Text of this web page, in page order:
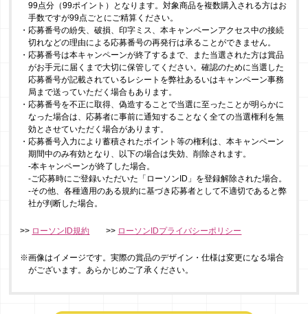
99点分（99ポイント）となります。対象商品を複数購入される方はお
手数ですが99点ごとにご精算ください。
・応募番号の紛失、破損、印字ミス、本キャンペーンアクセス中の接続
切れなどの理由による応募番号の再発行は承ることができません。
・応募番号は本キャンペーンが終了するまで、また当選された方は賞品
がお手元に届くまで大切に保管してください。確認のために当選した
応募番号が記載されているレシートを弊社あるいはキャンペーン事務
局まで送っていただく場合もあります。
・応募番号を不正に取得、偽造することで当選に至ったことが明らかに
なった場合は、応募者に事前に通知することなく全ての当選権利を無
効とさせていただく場合があります。
・応募番号入力により蓄積されたポイント等の権利は、本キャンペーン
期間中のみ有効となり、以下の場合は失効、削除されます。
‐本キャンペーンが終了した場合。
‐ご応募時にご登録いただいた「ローソンID」を登録解除された場合。
‐その他、各種適用のある規約に基づき応募者として不適切であると弊
社が判断した場合。
>> ローソンID規約 >> ローソンIDプライバシーポリシー
※画像はイメージです。実際の賞品のデザイン・仕様は変更になる場合
がございます。あらかじめご了承ください。